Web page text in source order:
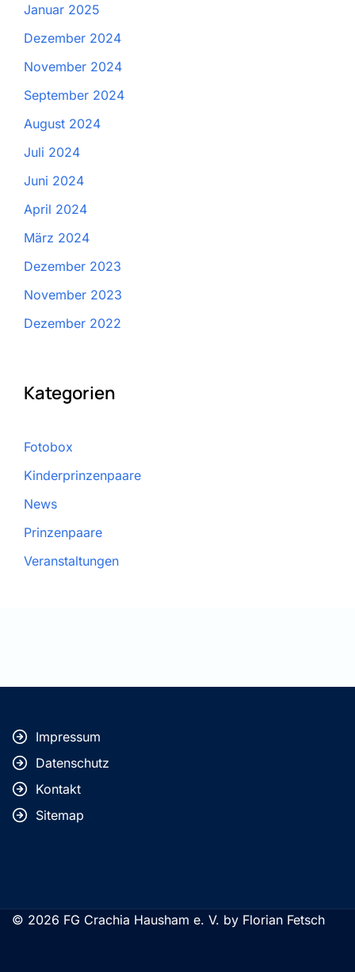
Januar 2025
Dezember 2024
November 2024
September 2024
August 2024
Juli 2024
Juni 2024
April 2024
März 2024
Dezember 2023
November 2023
Dezember 2022
Kategorien
Fotobox
Kinderprinzenpaare
News
Prinzenpaare
Veranstaltungen
Impressum
Datenschutz
Kontakt
Sitemap
© 2026 FG Crachia Hausham e. V. by Florian Fetsch